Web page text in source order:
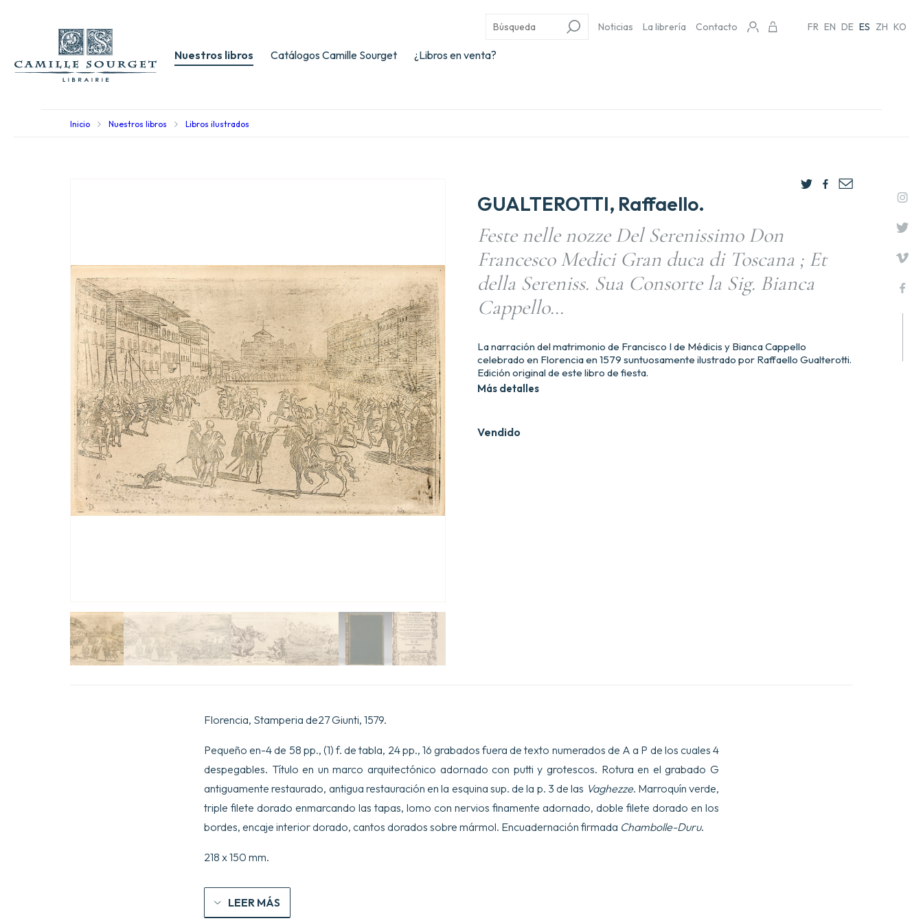
Nuestros libros Catálogos Camille Sourget ¿Libros en venta?
Noticias La librería Contacto FR EN DE ES ZH KO
Inicio Nuestros libros Libros ilustrados
GUALTEROTTI, Raffaello.
Feste nelle nozze Del Serenissimo Don
Francesco Medici Gran duca di Toscana ; Et
della Sereniss. Sua Consorte la Sig. Bianca
Cappello…
Vendido
La narración del matrimonio de Francisco I de Médicis y Bianca Cappello
celebrado en Florencia en 1579 suntuosamente ilustrado por Raffaello Gualterotti.
Edición original de este libro de fiesta.
Más detalles
Florencia, Stamperia de27 Giunti, 1579.
Pequeño en-4 de 58 pp., (1) f. de tabla, 24 pp., 16 grabados fuera de texto numerados de A a P de los cuales 4
despegables. Título en un marco arquitectónico adornado con putti y grotescos. Rotura en el grabado G
antiguamente restaurado, antigua restauración en la esquina sup. de la p. 3 de las Vaghezze. Marroquín verde,
triple filete dorado enmarcando las tapas, lomo con nervios finamente adornado, doble filete dorado en los
bordes, encaje interior dorado, cantos dorados sobre mármol. Encuadernación firmada Chambolle-Duru.
218 x 150 mm.
LEER MÁS